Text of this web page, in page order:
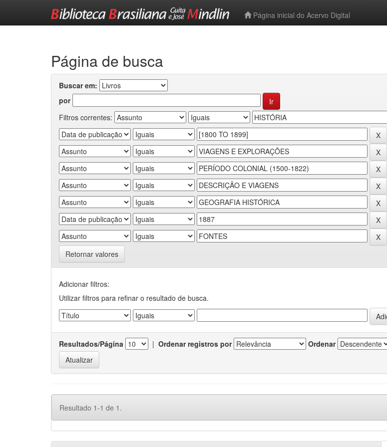
Página inicial do Acervo Digital
Página de busca
Buscar em:
por
Filtros correntes:
Retornar valores
Adicionar filtros:
Utilizar filtros para refinar o resultado de busca.
Resultados/Página | Ordenar registros por Ordenar
Resultado 1-1 de 1.